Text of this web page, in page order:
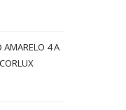
AMARELO 4 A